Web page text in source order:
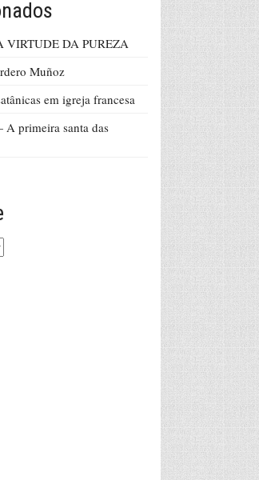
VIRTUDE DA PUREZA
Muñoz
em igreja francesa
primeira santa das